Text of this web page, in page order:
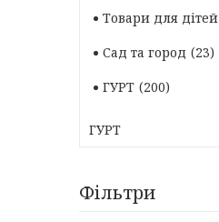
Товари для дітей
Сад та город
23
ГУРТ 200
ГУРТ
Фільтри